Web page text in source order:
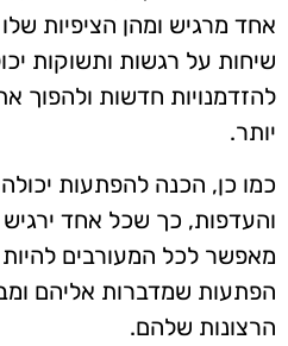
אחד מרגיש ומהן הציפיות
שיחות על רגשות ותשוקות
להזדמנויות חדשות ולהפוך
יותר.
כמו כן, הכנה להפתעות
והעדפות, כך שכל אחד
מאפשר לכל המעורבים
הפתעות שמדברות אליהם
הרצונות שלהם.